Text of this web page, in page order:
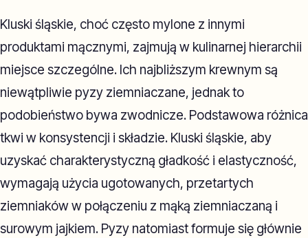
Kluski śląskie, choć często mylone z innymi
produktami mącznymi, zajmują w kulinarnej hierarchii
miejsce szczególne. Ich najbliższym krewnym są
niewątpliwie pyzy ziemniaczane, jednak to
podobieństwo bywa zwodnicze. Podstawowa różnica
tkwi w konsystencji i składzie. Kluski śląskie, aby
uzyskać charakterystyczną gładkość i elastyczność,
wymagają użycia ugotowanych, przetartych
ziemniaków w połączeniu z mąką ziemniaczaną i
surowym jajkiem. Pyzy natomiast formuje się głównie